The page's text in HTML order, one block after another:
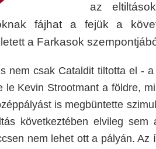
az
fájhat a fejük a
a Farkasok
nem csak Cataldit tiltotta el -
le Kevin Strootmant a földre,
is megbüntette
következtében elvileg
nem lehet ott a pályán. Az